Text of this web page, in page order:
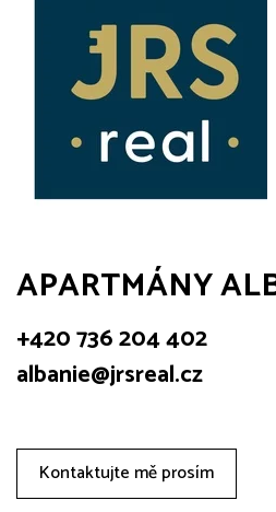
APARTMÁNY
+420 736 204 402
albanie@jrsreal.cz
Kontaktujte mě prosím